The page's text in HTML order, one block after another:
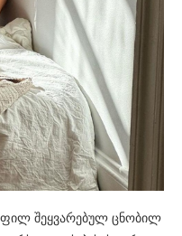
შეყ­ვა­რე­ბულ ცნო­ბილ